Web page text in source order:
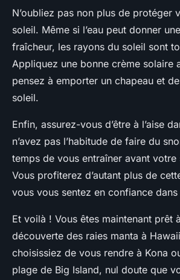
N’oubliez pas non plus de protéger
soleil. Même si l’eau peut donner
fraîcheur, les rayons du soleil sont
Appliquez une bonne crème solaire
pensez à emporter un chapeau et
soleil.
Enfin, assurez-vous d’être à l’aise
n’avez pas l’habitude de faire du
temps de vous entraîner avant votre
Vous profiterez d’autant plus de
vous vous sentez en confiance dans
Et voilà ! Vous êtes maintenant prêt
découverte des raies manta à
choisissiez de vous rendre à Kona
plage de Big Island, nul doute que